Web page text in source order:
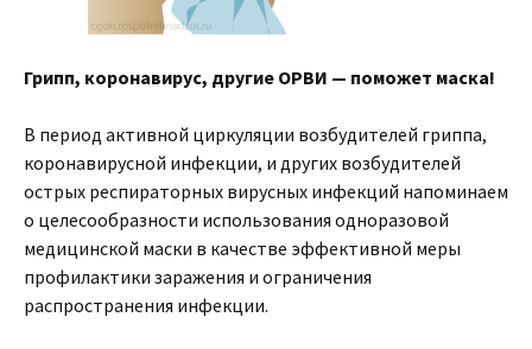
Грипп, коронавирус, другие ОРВИ — поможет маска!
В период активной циркуляции возбудителей гриппа,
коронавирусной инфекции, и других возбудителей
острых респираторных вирусных инфекций напоминаем
о целесообразности использования одноразовой
медицинской маски в качестве эффективной меры
профилактики заражения и ограничения
распространения инфекции.